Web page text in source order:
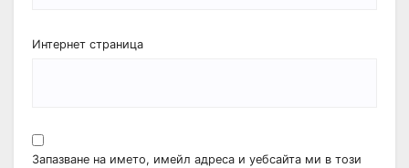
Интернет страница
Запазване на името, имейл адреса и уебсайта ми в този